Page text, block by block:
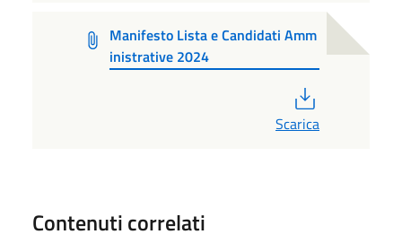
Manifesto Lista e Candidati Amm
inistrative 2024
Scarica
Contenuti correlati